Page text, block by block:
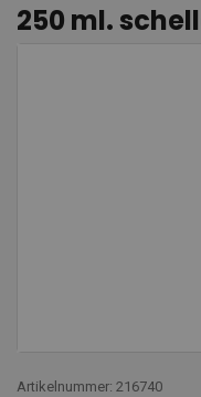
250 ml.
Artikelnummer: 216740